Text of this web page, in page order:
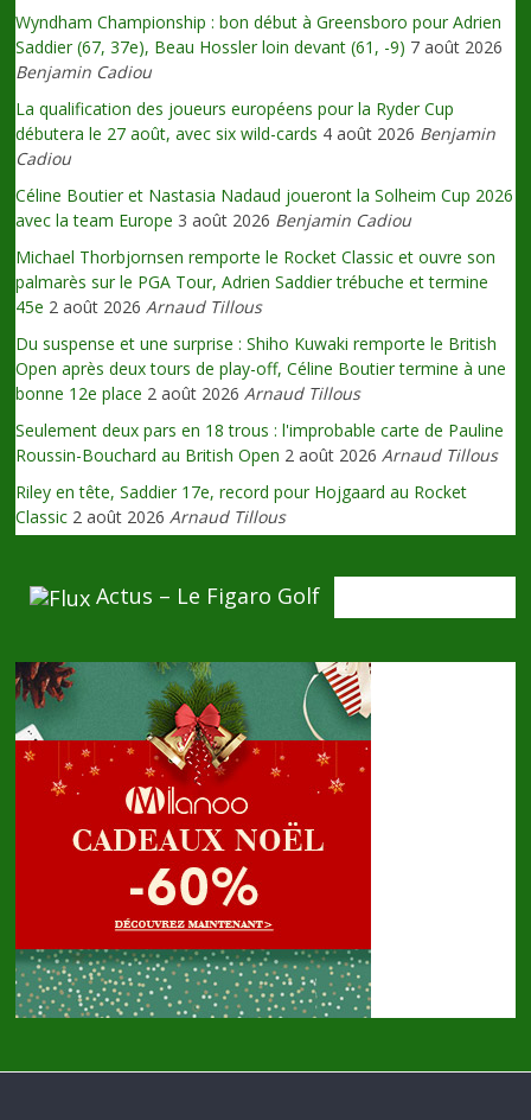
Wyndham Championship : bon début à Greensboro pour Adrien
Saddier (67, 37e), Beau Hossler loin devant (61, -9) 7 août 2026
Benjamin Cadiou
La qualification des joueurs européens pour la Ryder Cup
débutera le 27 août, avec six wild-cards 4 août 2026 Benjamin
Cadiou
Céline Boutier et Nastasia Nadaud joueront la Solheim Cup 2026
avec la team Europe 3 août 2026 Benjamin Cadiou
Michael Thorbjornsen remporte le Rocket Classic et ouvre son
palmarès sur le PGA Tour, Adrien Saddier trébuche et termine
45e 2 août 2026 Arnaud Tillous
Du suspense et une surprise : Shiho Kuwaki remporte le British
Open après deux tours de play-off, Céline Boutier termine à une
bonne 12e place 2 août 2026 Arnaud Tillous
Seulement deux pars en 18 trous : l'improbable carte de Pauline
Roussin-Bouchard au British Open 2 août 2026 Arnaud Tillous
Riley en tête, Saddier 17e, record pour Hojgaard au Rocket
Classic 2 août 2026 Arnaud Tillous
Actus – Le Figaro Golf